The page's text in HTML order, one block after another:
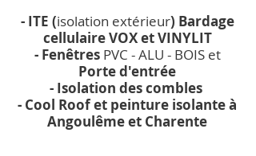
- ITE (isolation extérieur) Bardage​
cellulaire VOX et VINYLIT
- Fenêtres PVC - ALU - BOIS et
Porte d'entrée
- Isolation des combles
- Cool Roof et peinture isolante à
Angoulême et Charente